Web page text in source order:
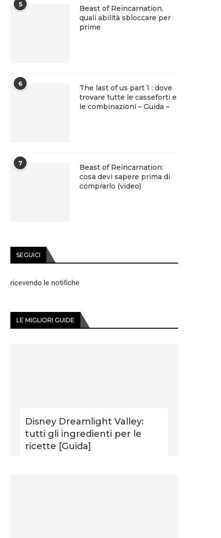
5
Beast of Reincarnation,
quali abilità sbloccare per
prime
6
The last of us part 1 : dove
trovare tutte le casseforti e
le combinazioni – Guida –
7
Beast of Reincarnation:
cosa devi sapere prima di
comprarlo (video)
SEGUICI
ricevendo le notifiche
LE MIGLIORI GUIDE
Disney Dreamlight Valley:
tutti gli ingredienti per le
ricette [Guida]